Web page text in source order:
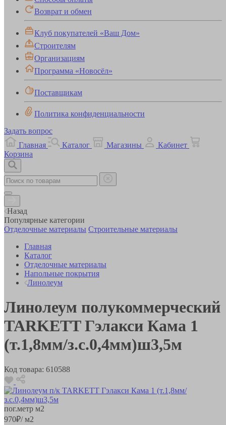
Возврат и обмен
Клуб покупателей «Ваш Дом»
Строителям
Организациям
Программа «Новосёл»
Поставщикам
Политика конфиденциальности
Задать вопрос
Главная
Каталог Магазины
Кабинет
Корзина
Назад
Популярные категории
Отделочные материалы Строительные материалы
Главная
Каталог
Отделочные материалы
Напольные покрытия
Линолеум
Линолеум полукоммерческий
TARKETT Гэлакси Кама 1
(т.1,8мм/з.с.0,4мм)ш3,5м
Код товара: 610588
пог.метр м2
970₽/ м2